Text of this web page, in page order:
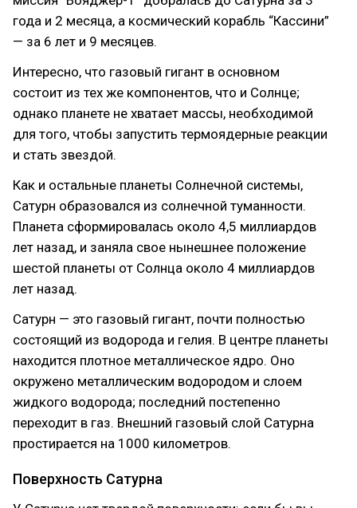
года и 2 месяца, а космический корабль “Кассини”
— за 6 лет и 9 месяцев.
Интересно, что газовый гигант в основном
состоит из тех же компонентов, что и Солнце;
однако планете не хватает массы, необходимой
для того, чтобы запустить термоядерные реакции
и стать звездой.
Как и остальные планеты Солнечной системы,
Сатурн образовался из солнечной туманности.
Планета сформировалась около 4,5 миллиардов
лет назад, и заняла свое нынешнее положение
шестой планеты от Солнца около 4 миллиардов
лет назад.
Сатурн — это газовый гигант, почти полностью
состоящий из водорода и гелия. В центре планеты
находится плотное металлическое ядро. Оно
окружено металлическим водородом и слоем
жидкого водорода; последний постепенно
переходит в газ. Внешний газовый слой Сатурна
простирается на 1000 километров.
Поверхность Сатурна